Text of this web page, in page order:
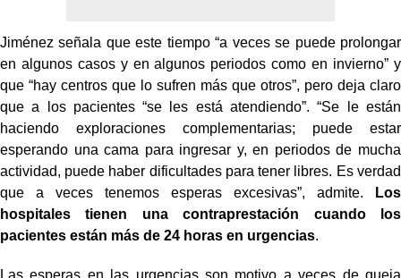
Jiménez señala que este tiempo “a veces se puede prolongar
en algunos casos y en algunos periodos como en invierno” y
que “hay centros que lo sufren más que otros”, pero deja claro
que a los pacientes “se les está atendiendo”. “Se le están
haciendo exploraciones complementarias; puede estar
esperando una cama para ingresar y, en periodos de mucha
actividad, puede haber dificultades para tener libres. Es verdad
que a veces tenemos esperas excesivas”, admite.
Los
hospitales tienen una contraprestación cuando los
pacientes están más de 24 horas en urgencias.
Las esperas en las urgencias son motivo a veces de queja